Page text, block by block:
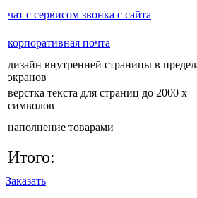
чат с сервисом звонка с сайта
корпоративная почта
дизайн внутренней страницы в
экранов
верстка текста для страниц до 2000 х
символов
наполнение товарами
Итого:
Заказать